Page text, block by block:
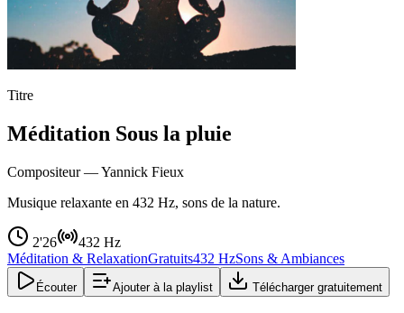
Titre
Méditation Sous la pluie
Compositeur —Yannick Fieux
Musique relaxante en 432 Hz, sons de la nature.
2'26
432 Hz
Méditation & RelaxationGratuits432 HzSons & Ambiances
Écouter Ajouter à la playlist Télécharger gratuitement